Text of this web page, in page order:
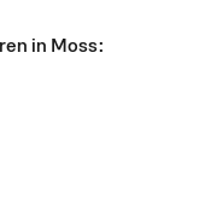
in Moss: